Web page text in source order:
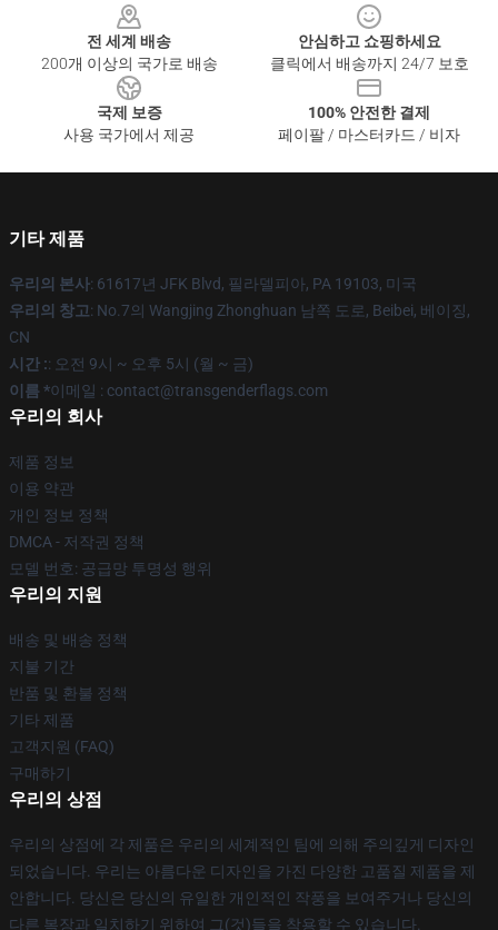
전 세계 배송
200개 이상의 국가로 배송
안심하고 쇼핑하세요
클릭에서 배송까지 24/7 보호
국제 보증
사용 국가에서 제공
100% 안전한 결제
페이팔 / 마스터카드 / 비자
기타 제품
우리의 본사: 61617년 JFK Blvd, 필라델피아, PA 19103, 미국
우리의 창고: No.7의 Wangjing Zhonghuan 남쪽 도로, Beibei, 베이징,
CN
시간 :: 오전 9시 ~ 오후 5시 (월 ~ 금)
이름 *이메일 : contact@transgenderflags.com
우리의 회사
제품 정보
이용 약관
개인 정보 정책
DMCA - 저작권 정책
모델 번호: 공급망 투명성 행위
우리의 지원
배송 및 배송 정책
지불 기간
반품 및 환불 정책
기타 제품
고객지원 (FAQ)
구매하기
우리의 상점
우리의 상점에 각 제품은 우리의 세계적인 팀에 의해 주의깊게 디자인
되었습니다. 우리는 아름다운 디자인을 가진 다양한 고품질 제품을 제
안합니다. 당신은 당신의 유일한 개인적인 작풍을 보여주거나 당신의
다른 복장과 일치하기 위하여 그(것)들을 착용할 수 있습니다.